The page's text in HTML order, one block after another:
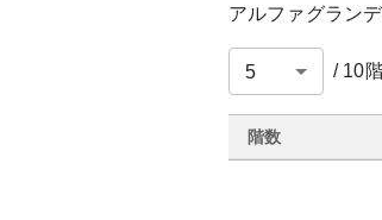
アルファグラン
/ 10
階数